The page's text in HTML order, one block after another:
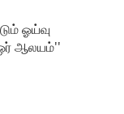
ஓய்வு
ஆலயம்''